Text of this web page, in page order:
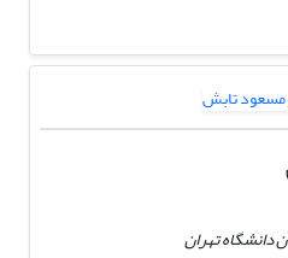
دانشگاه تهران